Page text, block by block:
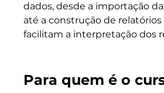
dados, desde a importação
até a construção de relatórios
facilitam a interpretação dos
Para quem é o